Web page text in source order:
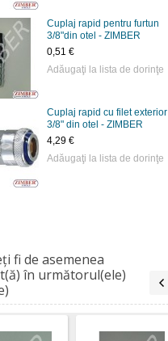
Cuplaj rapid pentru furtun
3/8"din otel - ZIMBER
0,51 €
Adăugaţi la lista de dorinţe
Cuplaj rapid cu filet exterior
3/8" din otel - ZIMBER
4,29 €
Adăugaţi la lista de dorinţe
fi de asemenea
în următorul(ele)